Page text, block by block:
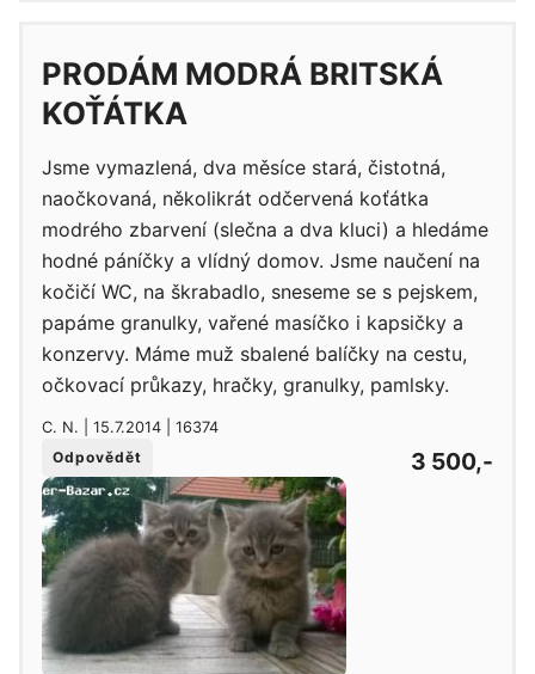
PRODÁM MODRÁ BRITSKÁ
KOŤÁTKA
Jsme vymazlená, dva měsíce stará, čistotná,
naočkovaná, několikrát odčervená koťátka
modrého zbarvení (slečna a dva kluci) a hledáme
hodné páníčky a vlídný domov. Jsme naučení na
kočičí WC, na škrabadlo, sneseme se s pejskem,
papáme granulky, vařené masíčko i kapsičky a
konzervy. Máme muž sbalené balíčky na cestu,
očkovací průkazy, hračky, granulky, pamlsky.
C. N. | 15.7.2014 | 16374
Odpovědět
3 500,-